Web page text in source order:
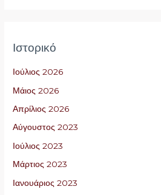
Ιστορικό
Ιούλιος 2026
Μάιος 2026
Απρίλιος 2026
Αύγουστος 2023
Ιούλιος 2023
Μάρτιος 2023
Ιανουάριος 2023